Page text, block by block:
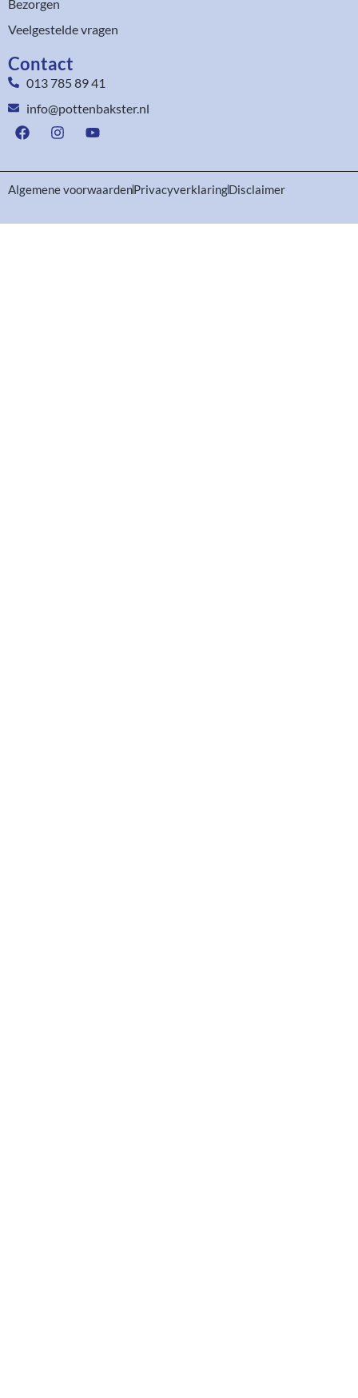
Bezorgen
Veelgestelde vragen
Contact
013 785 89 41
info@pottenbakster.nl
Algemene voorwaardenPrivacyverklaringDisclaimer